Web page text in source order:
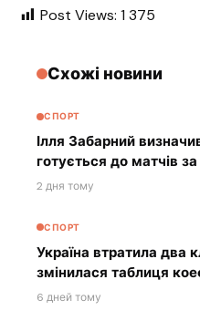
Post Views: 1 375
Схожі новини
СПОРТ
Ілля Забарний
готується до матчів
2 дня тому
СПОРТ
Україна втратила два
змінилася таблиця
6 дней тому